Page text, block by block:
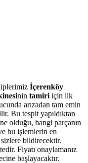
İçerenköy
nin tamiri için ilk
arızadan tam emin
Bu tespit yapıldıktan
olduğu, hangi parçanın
bu işlemlerin en
bildirecektir.
Fiyatı onaylamanız
başlayacaktır.